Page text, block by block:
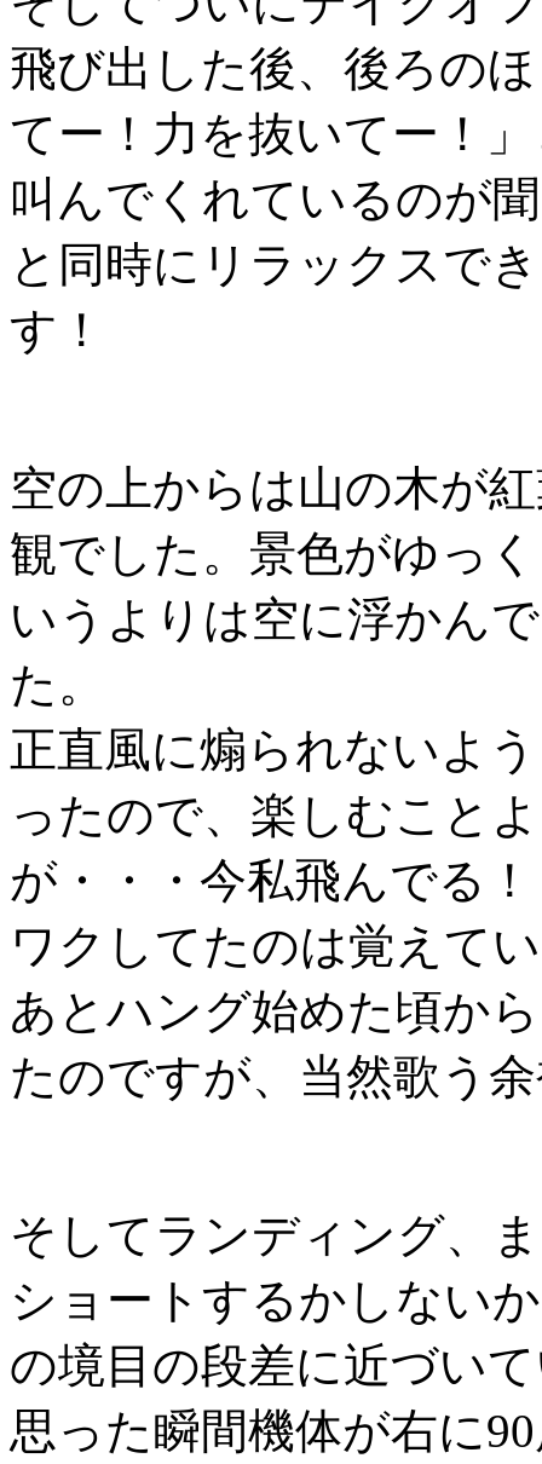
飛び出した後、後ろの
てー！力を抜いてー！
叫んでくれているのが
と同時にリラックスで
す！
空の上からは山の木が
観でした。景色がゆっ
いうよりは空に浮かん
た。
正直風に煽られないよ
ったので、楽しむこと
が・・・今私飛んでる
ワクしてたのは覚えて
あとハング始めた頃か
たのですが、当然歌う
そしてランディング、
ショートするかしない
の境目の段差に近づい
思った瞬間機体が右に